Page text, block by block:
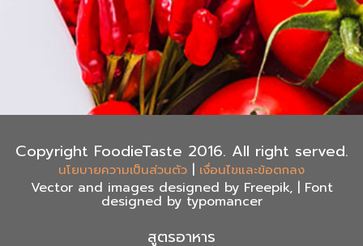
Copyright FoodieTaste 2016. All right served.
นโยบายความเป็นส่วนตัว | เงื่อนไขและข้อตกลง
Vector and images designed by Freepik, | Font
designed by typomancer
สูตรอาหาร